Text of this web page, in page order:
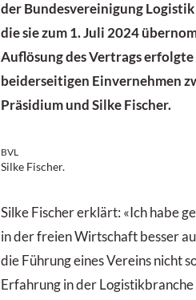
der Bundesvereinigung
die sie zum 1. Juli 2024
Auflösung des Vertrags
beiderseitigen Einvernehmen
Präsidium und Silke Fischer.
BVL
Silke Fischer.
Silke Fischer erklärt: «Ich habe
in der freien Wirtschaft besser
die Führung eines Vereins nicht
Erfahrung in der Logistikbranche